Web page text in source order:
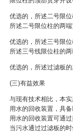
优选的，所述二号限
所述二号限位柱的两
优选的，所述三号限
所述三号线限位柱的
优选的，所述过滤板的
(三)有益效果
与现有技术相比，本
用水的回收装置，具
用水的回收装置可通
当污水通过过滤板的